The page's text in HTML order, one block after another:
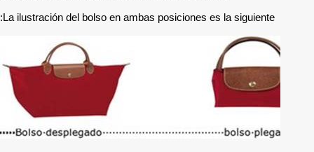
La ilustración del bolso en